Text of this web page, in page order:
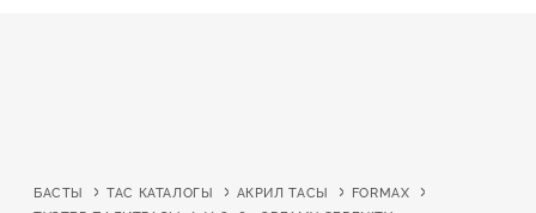
БАСТЫ ТАС КАТАЛОГЫ АКРИЛ ТАСЫ
FORMAX